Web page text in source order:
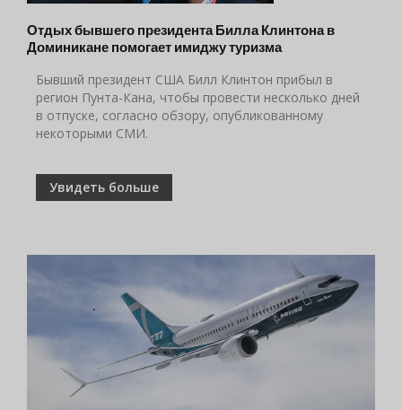
Отдых бывшего президента Билла Клинтона в
Доминикане помогает имиджу туризма
Бывший президент США Билл Клинтон прибыл в
регион Пунта-Кана, чтобы провести несколько дней
в отпуске, согласно обзору, опубликованному
некоторыми СМИ.
Увидеть больше